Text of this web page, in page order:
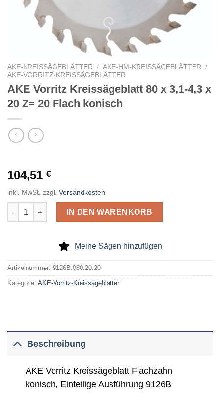
AKE-KREISSÄGEBLÄTTER / AKE-HM-KREISSÄGEBLÄTTER
/
AKE-VORRITZ-KREISSÄGEBLÄTTER
AKE Vorritz Kreissägeblatt 80 x 3,1-4,3 x
20 Z= 20 Flach konisch
104,51 €
inkl. MwSt. zzgl. Versandkosten
AKE Vorritz Kreissägeblatt 80 x 3,1-4,3 x 20 Z= 20 Flach
IN DEN WARENKORB
Meine Sägen hinzufügen
Artikelnummer: 9126B.080.20.20
Kategorie: AKE-Vorritz-Kreissägeblätter
Beschreibung
AKE Vorritz Kreissägeblatt Flachzahn
konisch, Einteilige Ausführung 9126B